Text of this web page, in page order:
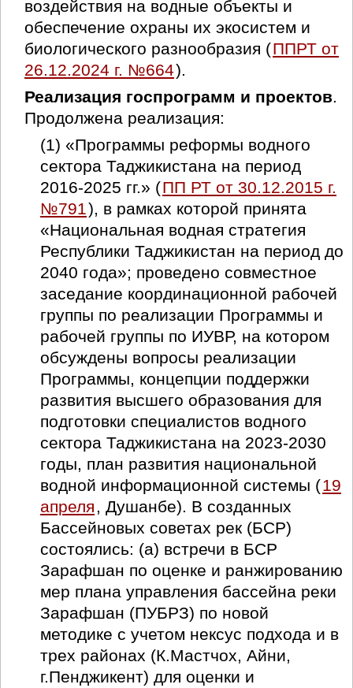
воздействия на водные объекты и
обеспечение охраны их экосистем и
биологического разнообразия (ППРТ от
26.12.2024 г. №664).
Реализация госпрограмм и проектов.
Продолжена реализация:
(1) «Программы реформы водного
сектора Таджикистана на период
2016-2025 гг.» (ПП РТ от 30.12.2015 г.
№791), в рамках которой принята
«Национальная водная стратегия
Республики Таджикистан на период до
2040 года»; проведено совместное
заседание координационной рабочей
группы по реализации Программы и
рабочей группы по ИУВР, на котором
обсуждены вопросы реализации
Программы, концепции поддержки
развития высшего образования для
подготовки специалистов водного
сектора Таджикистана на 2023-2030
годы, план развития национальной
водной информационной системы (19
апреля , Душанбе). В созданных
Бассейновых советах рек (БСР)
состоялись: (а) встречи в БСР
Зарафшан по оценке и ранжированию
мер плана управления бассейна реки
Зарафшан (ПУБРЗ) по новой
методике с учетом нексус подхода и в
трех районах (К.Мастчох, Айни,
г.Пенджикент) для оценки и